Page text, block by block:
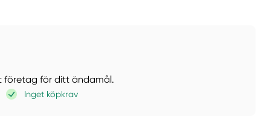
företag för ditt ändamål.
Inget köpkrav